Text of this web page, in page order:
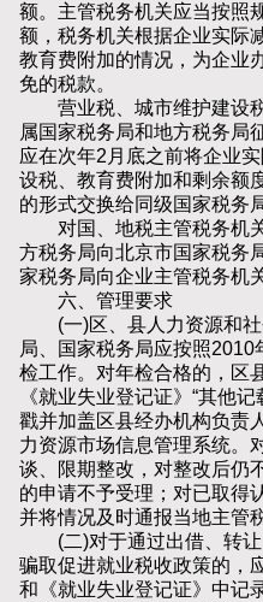
额。主管税务机关应当按照
额，税务机关根据企业实际
教育费附加的情况，为企业
免的税款。
营业税、城市维护建设税
属国家税务局和地方税务局
应在次年2月底之前将企业
设税、教育费附加和剩余额
的形式交换给同级国家税务局
对国、地税主管税务机关
方税务局向北京市国家税务
家税务局向企业主管税务机
六、管理要求
(一)区、县人力资源和社
局、国家税务局应按照
检工作。对年检合格的，区
《就业失业登记证》“其他
戳并加盖区县经办机构负责
力资源市场信息管理系统。
谈、限期整改，对整改后仍
的申请不予受理；对已取得
并将情况及时通报当地主管
(二)对于通过出借、转让
骗取促进就业税收政策的，
和《就业失业登记证》中记